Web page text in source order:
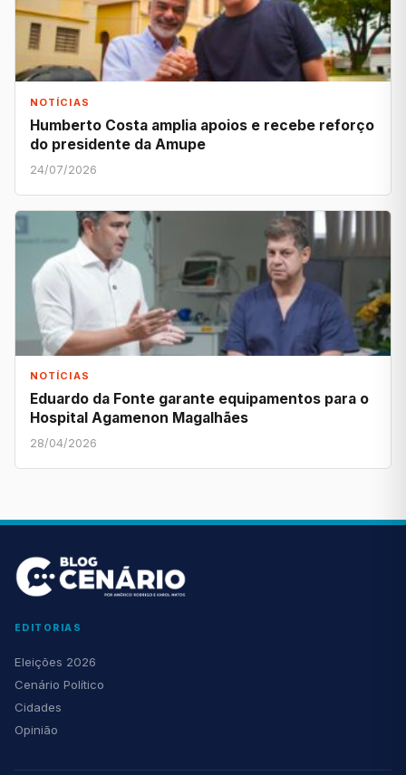
NOTÍCIAS
Humberto Costa amplia apoios e recebe reforço
do presidente da Amupe
24/07/2026
NOTÍCIAS
Eduardo da Fonte garante equipamentos para o
Hospital Agamenon Magalhães
28/04/2026
EDITORIAS
Eleições 2026
Cenário Político
Cidades
Opinião